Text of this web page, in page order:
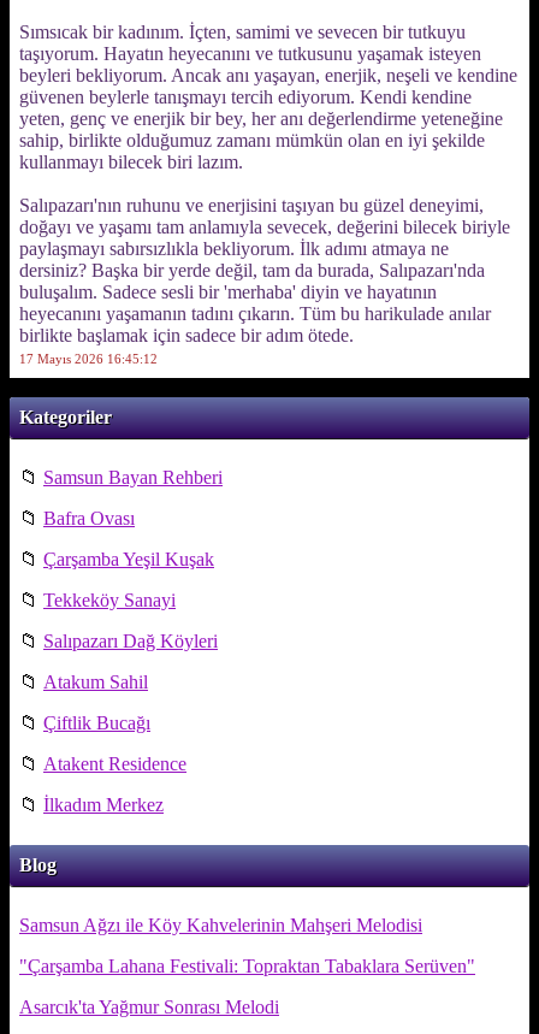
Kategoriler
📁 Samsun Bayan Rehberi
📁 Bafra Ovası
📁 Çarşamba Yeşil Kuşak
📁 Tekkeköy Sanayi
📁 Salıpazarı Dağ Köyleri
📁 Atakum Sahil
📁 Çiftlik Bucağı
📁 Atakent Residence
📁 İlkadım Merkez
Blog
Samsun Ağzı ile Köy Kahvelerinin Mahşeri Melodisi
"Çarşamba Lahana Festivali: Topraktan Tabaklara Serüven"
Asarcık'ta Yağmur Sonrası Melodi
Sımsıcak bir kadınım. İçten, samimi ve sevecen bir tutkuyu
taşıyorum. Hayatın heyecanını ve tutkusunu yaşamak isteyen
beyleri bekliyorum. Ancak anı yaşayan, enerjik, neşeli ve kendine
güvenen beylerle tanışmayı tercih ediyorum. Kendi kendine
yeten, genç ve enerjik bir bey, her anı değerlendirme yeteneğine
sahip, birlikte olduğumuz zamanı mümkün olan en iyi şekilde
kullanmayı bilecek biri lazım.
Salıpazarı'nın ruhunu ve enerjisini taşıyan bu güzel deneyimi,
doğayı ve yaşamı tam anlamıyla sevecek, değerini bilecek biriyle
paylaşmayı sabırsızlıkla bekliyorum. İlk adımı atmaya ne
dersiniz? Başka bir yerde değil, tam da burada, Salıpazarı'nda
buluşalım. Sadece sesli bir 'merhaba' diyin ve hayatının
heyecanını yaşamanın tadını çıkarın. Tüm bu harikulade anılar
birlikte başlamak için sadece bir adım ötede.
17 Mayıs 2026 16:45:12